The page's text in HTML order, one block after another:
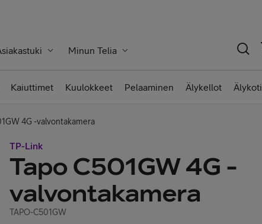
Minun Telia
Kaiuttimet Kuulokkeet Pelaaminen Älykellot Älykoti
4G -valvontakamera
TP-Link
Tapo C501GW 4G -
valvontakamera
TAPO-C501GW